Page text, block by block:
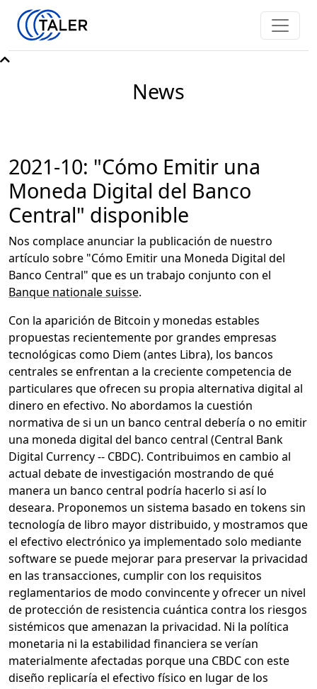
News
2021-10: "Cómo Emitir una
Moneda Digital del Banco
Central" disponible
Nos complace anunciar la publicación de nuestro
artículo sobre "Cómo Emitir una Moneda Digital del
Banco Central" que es un trabajo conjunto con el
Banque nationale suisse.
Con la aparición de Bitcoin y monedas estables
propuestas recientemente por grandes empresas
tecnológicas como Diem (antes Libra), los bancos
centrales se enfrentan a la creciente competencia de
particulares que ofrecen su propia alternativa digital al
dinero en efectivo. No abordamos la cuestión
normativa de si un un banco central debería o no emitir
una moneda digital del banco central (Central Bank
Digital Currency -- CBDC). Contribuimos en cambio al
actual debate de investigación mostrando de qué
manera un banco central podría hacerlo si así lo
deseara. Proponemos un sistema basado en tokens sin
tecnología de libro mayor distribuido, y mostramos que
el efectivo electrónico ya implementado solo mediante
software se puede mejorar para preservar la privacidad
en las transacciones, cumplir con los requisitos
reglamentarios de modo convincente y ofrecer un nivel
de protección de resistencia cuántica contra los riesgos
sistémicos que amenazan la privacidad. Ni la política
monetaria ni la estabilidad financiera se verían
materialmente afectadas porque una CBDC con este
diseño replicaría el efectivo físico en lugar de los